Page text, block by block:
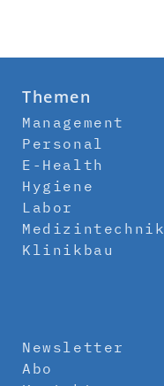
Themen
Management
Personal
E-Health
Hygiene
Labor
Medizintechnik
Klinikbau
Newsletter
Abo